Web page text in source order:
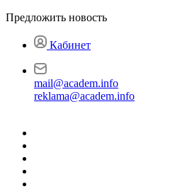
Предложить новость
Кабинет
mail@academ.info
reklama@academ.info